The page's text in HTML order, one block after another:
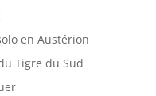
en Austérion
Tigre du Sud